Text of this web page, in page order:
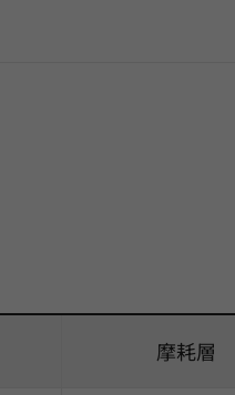
摩耗層